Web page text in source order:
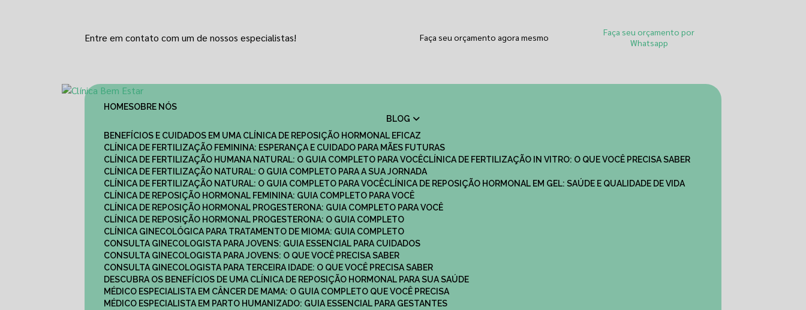
Entre em contato com um de nossos especialistas! Faça seu orçamento agora mesmo
Faça seu orçamento por
Whatsapp
HOME
SOBRE NÓS
BLOG
BENEFÍCIOS E CUIDADOS EM UMA CLÍNICA DE REPOSIÇÃO HORMONAL EFICAZ
CLÍNICA DE FERTILIZAÇÃO FEMININA: ESPERANÇA E CUIDADO PARA MÃES FUTURAS
CLÍNICA DE FERTILIZAÇÃO HUMANA NATURAL: O GUIA COMPLETO PARA VOCÊ
CLÍNICA DE FERTILIZAÇÃO IN VITRO: O QUE VOCÊ PRECISA SABER
CLÍNICA DE FERTILIZAÇÃO NATURAL: O GUIA COMPLETO PARA A SUA JORNADA
CLÍNICA DE FERTILIZAÇÃO NATURAL: O GUIA COMPLETO PARA VOCÊ
CLÍNICA DE REPOSIÇÃO HORMONAL EM GEL: SAÚDE E QUALIDADE DE VIDA
CLÍNICA DE REPOSIÇÃO HORMONAL FEMININA: GUIA COMPLETO PARA VOCÊ
CLÍNICA DE REPOSIÇÃO HORMONAL PROGESTERONA: GUIA COMPLETO PARA VOCÊ
CLÍNICA DE REPOSIÇÃO HORMONAL PROGESTERONA: O GUIA COMPLETO
CLÍNICA GINECOLÓGICA PARA TRATAMENTO DE MIOMA: GUIA COMPLETO
CONSULTA GINECOLOGISTA PARA JOVENS: GUIA ESSENCIAL PARA CUIDADOS
CONSULTA GINECOLOGISTA PARA JOVENS: O QUE VOCÊ PRECISA SABER
CONSULTA GINECOLOGISTA PARA TERCEIRA IDADE: O QUE VOCÊ PRECISA SABER
DESCUBRA OS BENEFÍCIOS DE UMA CLÍNICA DE REPOSIÇÃO HORMONAL PARA SUA SAÚDE
MÉDICO ESPECIALISTA EM CÂNCER DE MAMA: O GUIA COMPLETO QUE VOCÊ PRECISA
MÉDICO ESPECIALISTA EM PARTO HUMANIZADO: GUIA ESSENCIAL PARA GESTANTES